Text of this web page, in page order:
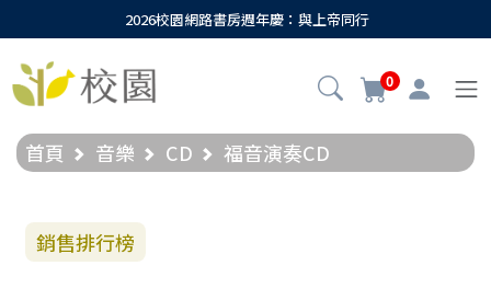
2026校園網路書房週年慶：與上帝同行
0
首頁 音樂 CD 福音演奏CD
銷售排行榜